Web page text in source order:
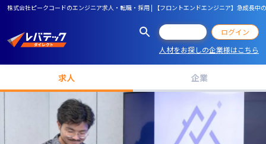
株式会社ピークコードのエンジニア求人・転職・採用 | 【フロントエンドエンジニア】急成長
ログイン
人材をお探しの企業様はこちら
求人 企業